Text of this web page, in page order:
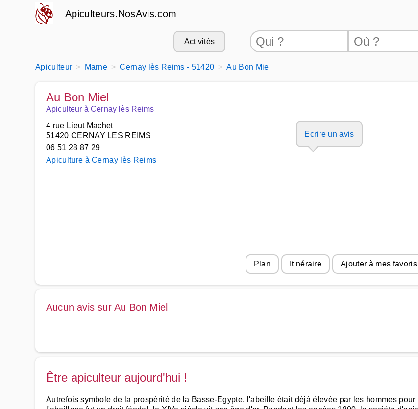
Apiculteurs.NosAvis.com
Activités
Apiculteur Marne Cernay lès Reims - 51420 Au Bon Miel
Au Bon Miel
Apiculteur à Cernay lès Reims
4 rue Lieut Machet
51420 CERNAY LES REIMS
06 51 28 87 29
Apiculture à Cernay lès Reims
Ecrire un avis
Plan Itinéraire Ajouter à mes favoris
Aucun avis sur Au Bon Miel
Être apiculteur aujourd'hui !
Autrefois symbole de la prospérité de la Basse-Egypte, l'abeille était déjà élevée par les hommes